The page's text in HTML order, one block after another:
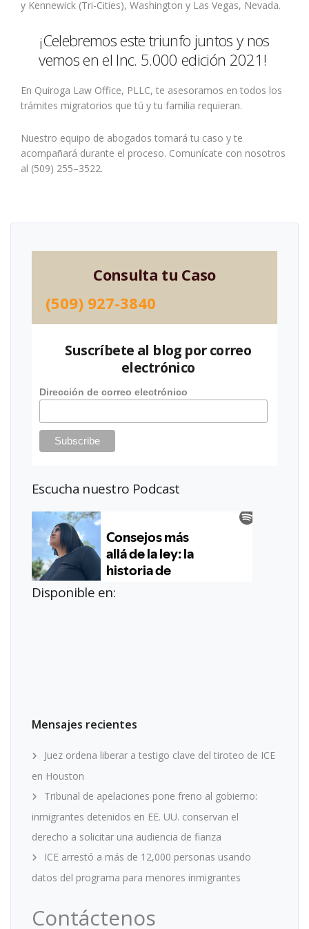
y Kennewick (Tri-Cities), Washington y Las Vegas, Nevada.
¡Celebremos este triunfo juntos y nos
vemos en el Inc. 5.000 edición 2021!
En Quiroga Law Office, PLLC, te asesoramos en todos los
trámites migratorios que tú y tu familia requieran.
Nuestro equipo de abogados tomará tu caso y te
acompañará durante el proceso. Comunícate con nosotros
al (509) 255–3522.
Consulta tu Caso
(509) 927-3840
Suscríbete al blog por correo
electrónico
Dirección de correo electrónico
Escucha nuestro Podcast
Disponible en:
Mensajes recientes
Juez ordena liberar a testigo clave del tiroteo de ICE
en Houston
Tribunal de apelaciones pone freno al gobierno:
inmigrantes detenidos en EE. UU. conservan el
derecho a solicitar una audiencia de fianza
ICE arrestó a más de 12,000 personas usando
datos del programa para menores inmigrantes
Contáctenos